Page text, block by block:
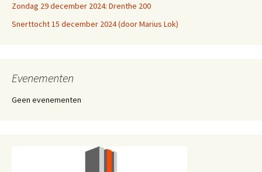
Zondag 29 december 2024: Drenthe 200
Snerttocht 15 december 2024 (door Marius Lok)
Evenementen
Geen evenementen